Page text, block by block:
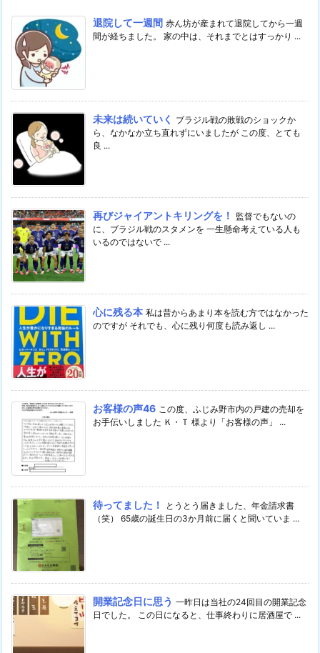
退院して一週間 赤ん坊が産まれて退院してから一週
間が経ちました。 家の中は、それまでとはすっかり ...
未来は続いていく ブラジル戦の敗戦のショックか
ら、なかなか立ち直れずにいましたが この度、とても
良 ...
再びジャイアントキリングを！
監督でもないの
に、ブラジル戦のスタメンを 一生懸命考えている人も
いるのではないで ...
心に残る本 私は昔からあまり本を読む方ではなかった
のですが それでも、心に残り何度も読み返し ...
お客様の声46 この度、ふじみ野市内の戸建の売却を
お手伝いしました Ｋ・Ｔ 様より「お客様の声」 ...
待ってました！
とうとう届きました、年金請求書
（笑） 65歳の誕生日の3か月前に届くと聞いていま ...
開業記念日に思う 一昨日は当社の24回目の開業記念
日でした。 この日になると、仕事終わりに居酒屋で ...